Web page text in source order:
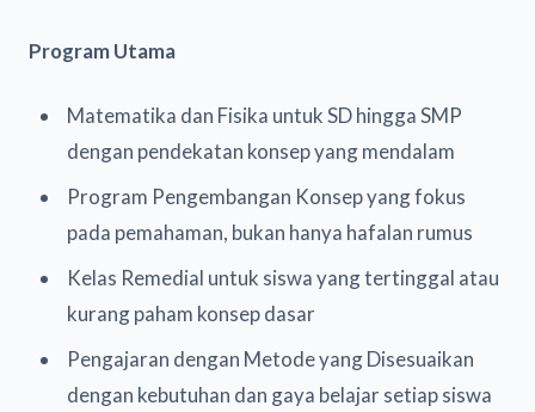
Program Utama
Matematika dan Fisika untuk SD hingga SMP
dengan pendekatan konsep yang mendalam
Program Pengembangan Konsep yang fokus
pada pemahaman, bukan hanya hafalan rumus
Kelas Remedial untuk siswa yang tertinggal atau
kurang paham konsep dasar
Pengajaran dengan Metode yang Disesuaikan
dengan kebutuhan dan gaya belajar setiap siswa